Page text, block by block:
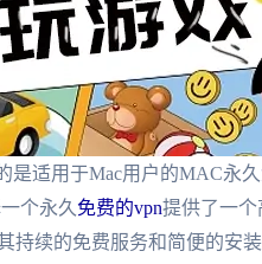
是适用于Mac用户的MAC永久
个永久 免费的vpn提供了一
持续的免费服务和简便的安装